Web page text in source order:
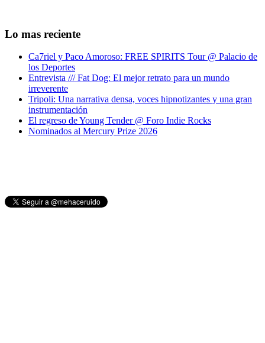
Lo mas reciente
Ca7riel y Paco Amoroso: FREE SPIRITS Tour @ Palacio de
los Deportes
Entrevista /// Fat Dog: El mejor retrato para un mundo
irreverente
Tripoli: Una narrativa densa, voces hipnotizantes y una gran
instrumentación
El regreso de Young Tender @ Foro Indie Rocks
Nominados al Mercury Prize 2026